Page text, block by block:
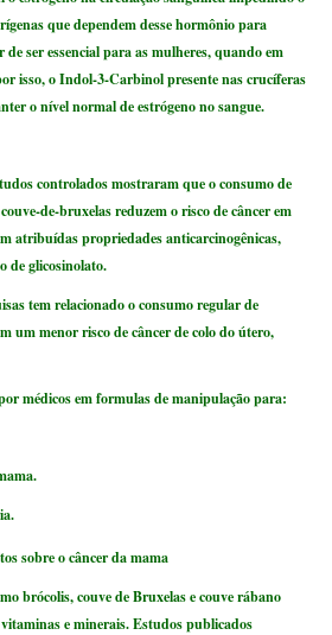
que dependem desse hormônio para
de ser essencial para as mulheres, quando em
isso, o Indol-3-Carbinol presente nas crucíferas
o nível normal de estrógeno no sangue.
controlados mostraram que o consumo de
de-bruxelas reduzem o risco de câncer em
atribuídas propriedades anticarcinogênicas,
de glicosinolato.
tem relacionado o consumo regular de
um menor risco de câncer de colo do útero,
médicos em formulas de manipulação para:
sobre o câncer da mama
brócolis, couve de Bruxelas e couve rábano
e minerais. Estudos publicados